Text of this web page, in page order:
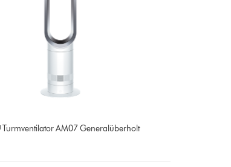
Turmventilator AM07 Generalüberholt